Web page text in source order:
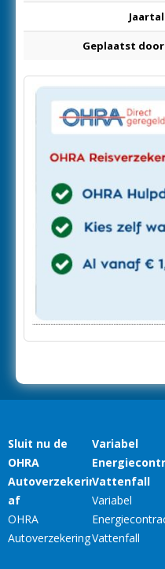
Jaartal
Geplaatst door